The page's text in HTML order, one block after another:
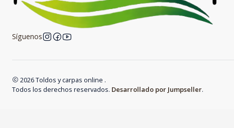
Síguenos
2026 Toldos y carpas online .
Todos los derechos reservados. Desarrollado por Jumpseller.